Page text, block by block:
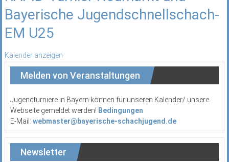
Bayerische Jugendschnellschach-
EM U25
Kalender anzeigen
Melden von Veranstaltungen
Jugendturniere in Bayern können für unseren Kalender/ unsere
Webseite gemeldet werden! Bedingungen
E-Mail: webmaster@bayerische-schachjugend.de
Newsletter